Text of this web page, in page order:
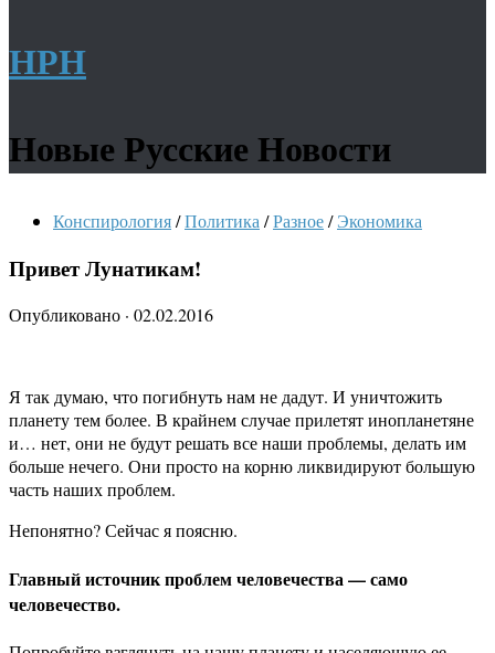
НРН
Новые Русские Новости
Конспирология/Политика /Разное/ Экономика
Привет Лунатикам!
Опубликовано · 02.02.2016
Я так думаю, что погибнуть нам не дадут. И уничтожить
планету тем более. В крайнем случае прилетят инопланетяне
и… нет, они не будут решать все наши проблемы, делать им
больше нечего. Они просто на корню ликвидируют большую
часть наших проблем.
Непонятно? Сейчас я поясню.
Главный источник проблем человечества — само
человечество.